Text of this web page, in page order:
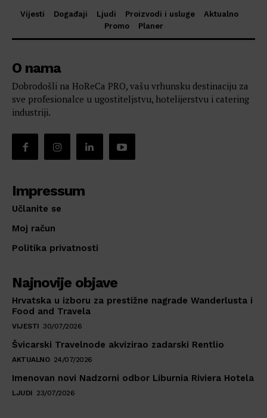
Vijesti Događaji Ljudi Proizvodi i usluge
Aktualno
Promo
Planer
O nama
Dobrodošli na HoReCa PRO, vašu vrhunsku destinaciju za
sve profesionalce u ugostiteljstvu, hotelijerstvu i catering
industriji.
Impressum
Učlanite se
Moj račun
Politika privatnosti
Najnovije objave
Hrvatska u izboru za prestižne nagrade Wanderlusta i
Food and Travela
VIJESTI 30/07/2026
Švicarski Travelnode akvizirao zadarski Rentlio
AKTUALNO 24/07/2026
Imenovan novi Nadzorni odbor Liburnia Riviera Hotela
LJUDI 23/07/2026